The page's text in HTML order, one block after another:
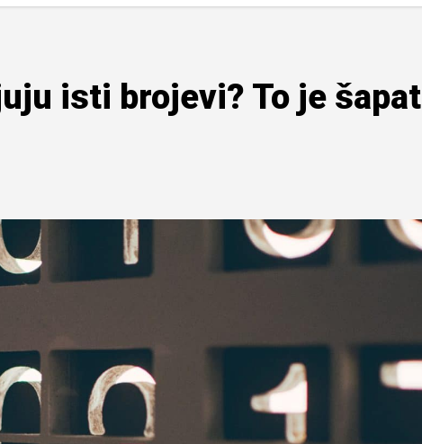
isti brojevi? To je šapat